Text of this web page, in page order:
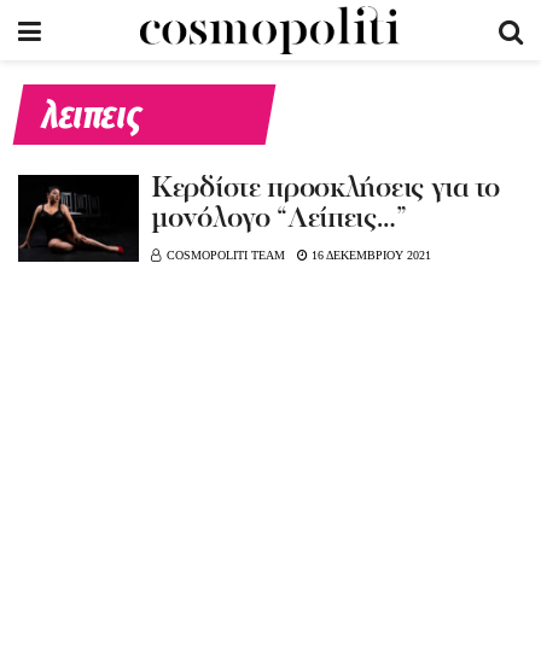
λειπεις
Κερδίστε προσκλήσεις για το
μονόλογο “Λείπεις…”
COSMOPOLITI TEAM 16 ΔΕΚΕΜΒΡΙΟΥ 2021